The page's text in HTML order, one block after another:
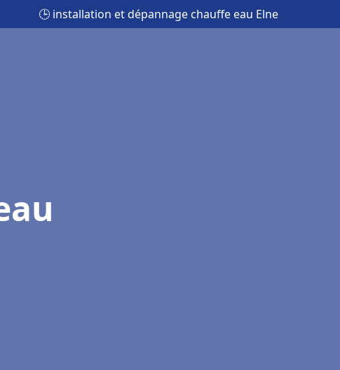
🕒 installation et dépannage chauffe eau Elne